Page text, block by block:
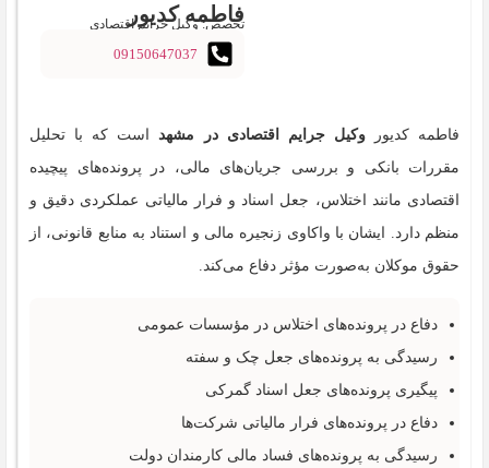
فاطمه کدیور
تخصص: وکیل جرایم اقتصادی
09150647037
فاطمه کدیوروکیل جرایم اقتصادی در مشهداست که با تحلیل
مقررات بانکی و بررسی جریان‌های مالی، در پرونده‌های پیچیده
اقتصادی مانند اختلاس، جعل اسناد و فرار مالیاتی عملکردی دقیق و
منظم دارد. ایشان با واکاوی زنجیره مالی و استناد به منابع قانونی، از
حقوق موکلان به‌صورت مؤثر دفاع می‌کند.
دفاع در پرونده‌های اختلاس در مؤسسات عمومی
رسیدگی به پرونده‌های جعل چک و سفته
پیگیری پرونده‌های جعل اسناد گمرکی
دفاع در پرونده‌های فرار مالیاتی شرکت‌ها
رسیدگی به پرونده‌های فساد مالی کارمندان دولت